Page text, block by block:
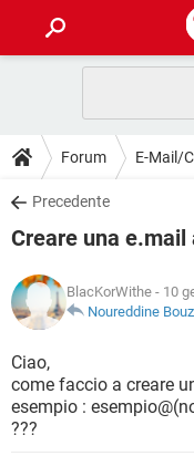
INTRATTENIMENTO
iOS
INSTAGRAM
TIKTOK
HARDWARE
GUIDE
COVID-19
INSTAGRAM
TIKTOK
HARDWARE
DOWNLOAD
COVID-19
INTRATTENIMENTO
iOS
INSTAGRAM
TIKTOK
HARDWARE
COVID-19
INTRATTENIMENTO
iOS
INSTAGRAM
GLOSSARIO
COVID-19
INTRATTENIMENTO
iOS
Forum E-Mail/
Precedente
Creare una e.mail
BlacKorWithe - 10
Noureddine
Ciao,
come faccio a creare
esempio :
???